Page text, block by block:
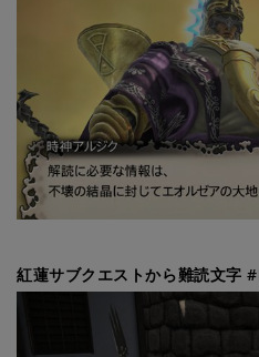
紅蓮サブクエストから難読文字